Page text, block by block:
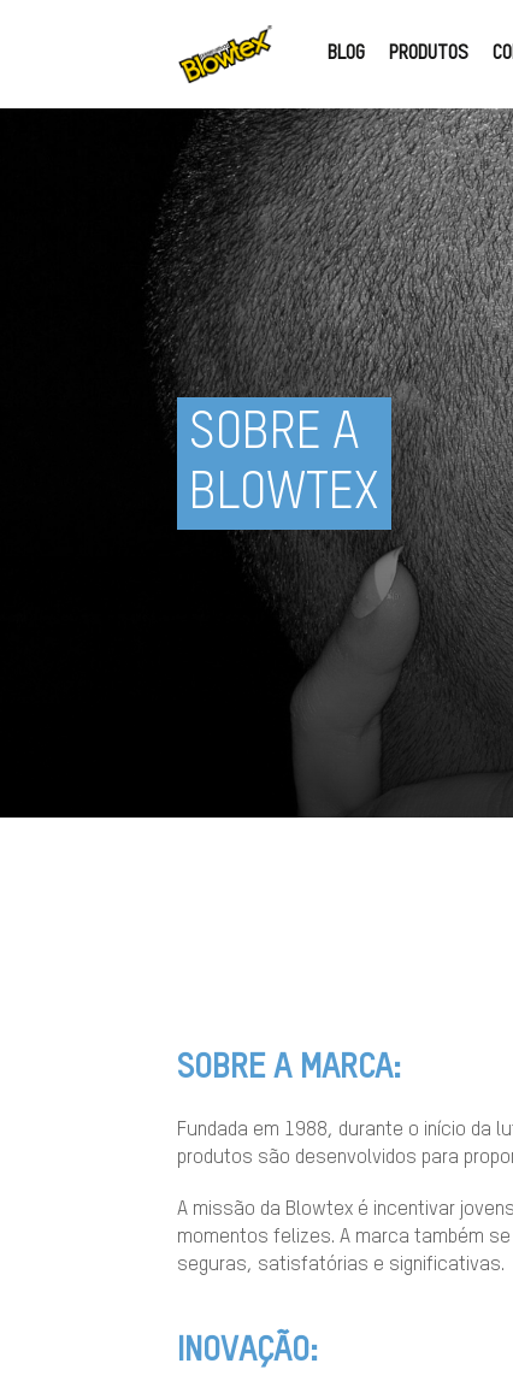
BLOG PRODUTOS
SOBRE A
BLOWTEX
SOBRE A MARCA:
Fundada em 1988, durante o início da
produtos são desenvolvidos para
A missão da Blowtex é incentivar
momentos felizes. A marca também
seguras, satisfatórias e significativas.
INOVAÇÃO: